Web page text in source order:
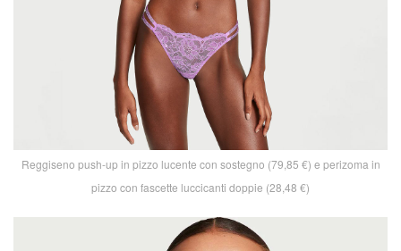
Reggiseno push-up in pizzo lucente con sostegno (79,85 €) e perizoma in
pizzo con fascette luccicanti doppie (28,48 €)